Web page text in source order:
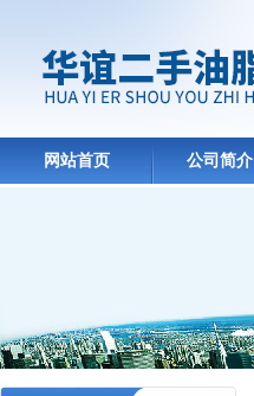
网站首页 公司简介